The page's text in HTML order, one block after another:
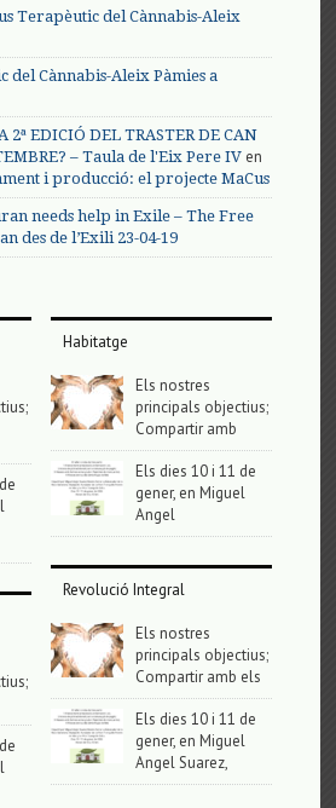
Terapèutic del Cànnabis-Aleix
del Cànnabis-Aleix Pàmies a
2ª EDICIÓ DEL TRASTER DE CAN
– Taula de l'Eix Pere IV en
i producció: el projecte MaCus
needs help in Exile – The Free
des de l’Exili 23-04-19
Habitatge
Els nostres
principals objectius;
Compartir amb
Els dies 10 i 11 de
gener, en Miguel
Angel
Revolució Integral
Els nostres
principals objectius;
Compartir amb els
Els dies 10 i 11 de
gener, en Miguel
Angel Suarez,